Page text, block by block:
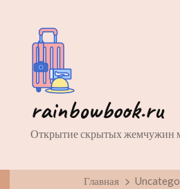
rainbowbook.ru
Открытие скрытых жемчужин
Главная